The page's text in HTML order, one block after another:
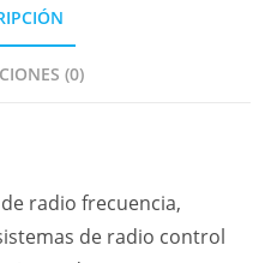
(0)
radio frecuencia,
de radio control